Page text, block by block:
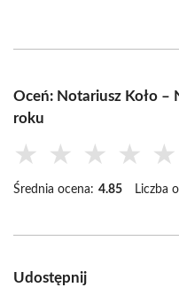
Oceń: Notariusz Koło –
roku
★ ★ ★ ★ ★
Średnia ocena: 4.85 Liczba
Udostępnij